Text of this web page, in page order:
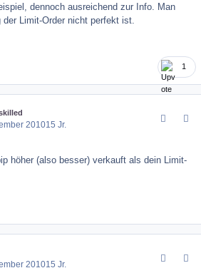
dennoch ausreichend zur Info. Man
Limit-Order nicht perfekt ist.
1
201015 Jr.
höher (also besser) verkauft als dein Limit-
201015 Jr.